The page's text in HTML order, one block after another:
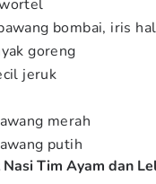
bombai, iris
goreng
jeruk
merah
putih
Tim Ayam dan